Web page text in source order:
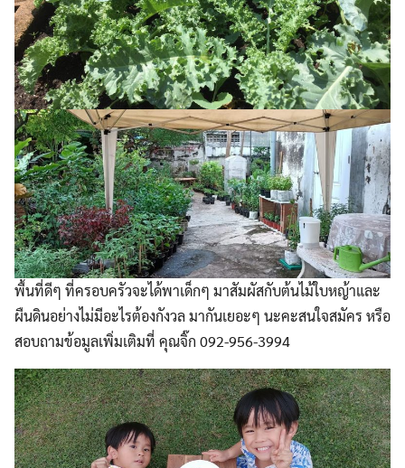
พื้นที่ดีๆ ที่ครอบครัวจะได้พาเด็กๆ มาสัมผัสกับต้นไม้ใบหญ้าและ
ผืนดินอย่างไม่มีอะไรต้องกังวล มากันเยอะๆ นะคะสนใจสมัคร หรือ
สอบถามข้อมูลเพิ่มเติมที่ คุณจิ๊ก 092-956-3994